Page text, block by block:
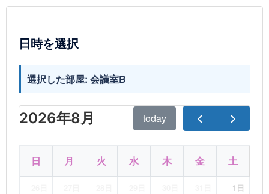
日時を選択
選択した部屋: 会議室B
2026年8月 today
日 月 火 水 木 金 土
1日